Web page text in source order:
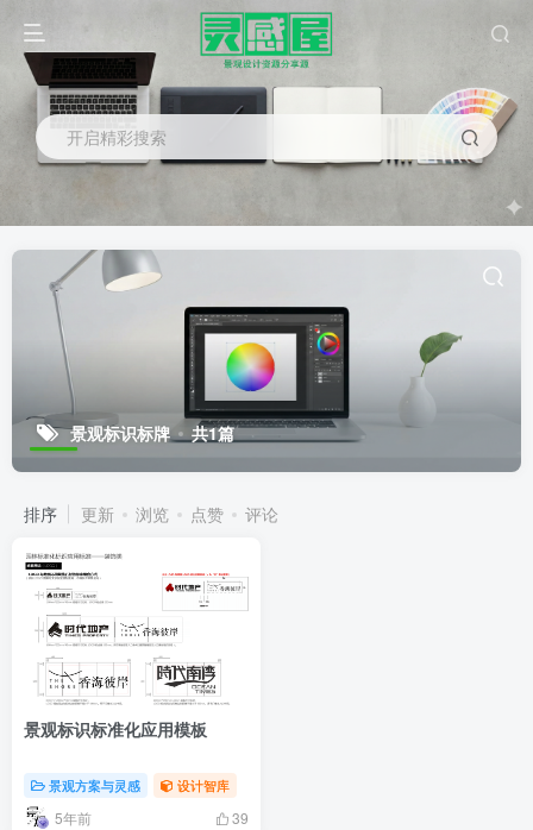
开启精彩搜索
景观标识标牌 共1篇
排序 更新 浏览 点赞 评论
景观标识标准化应用模板
景观方案与灵感 设计智库
5年前 39